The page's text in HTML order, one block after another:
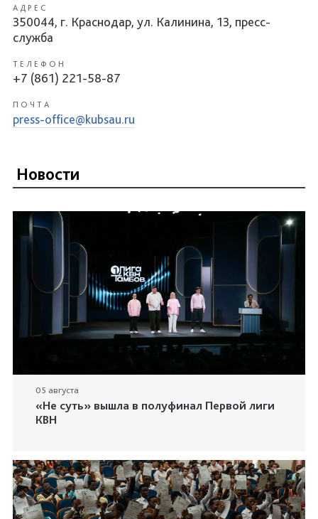
АДРЕС
350044, г. Краснодар, ул. Калинина, 13, пресс-
служба
ТЕЛЕФОН
+7 (861) 221-58-87
ПОЧТА
press-office@kubsau.ru
Новости
05 августа
«Не суть» вышла в полуфинал Первой лиги
КВН